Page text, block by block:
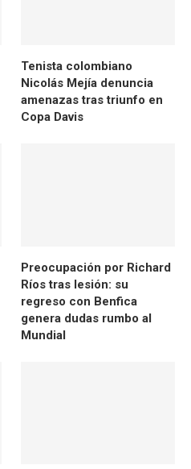
Tenista colombiano
Nicolás Mejía denuncia
amenazas tras triunfo en
Copa Davis
Preocupación por Richard
Ríos tras lesión: su
regreso con Benfica
genera dudas rumbo al
Mundial